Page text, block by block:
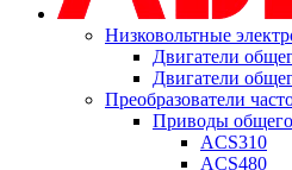
Низковольтные
Двигатели
Двигатели
Преобразователи
Приводы общего
ACS310
ACS480